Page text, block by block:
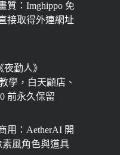
質：Imghippo 免
接取得外連網址
夜勤人》
學，白天顧店、
前永久保留
用：AetherAI 開
素風角色與道具